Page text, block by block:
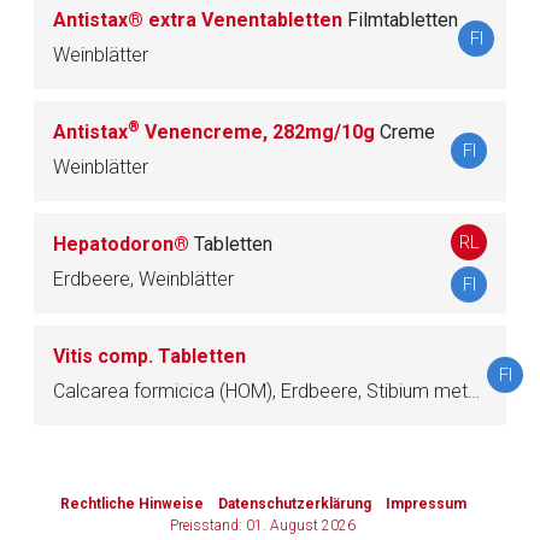
Antistax® extra Venentabletten Filmtabletten
Weinblätter
FI
Antistax® Venencreme, 282mg/10g Creme
Weinblätter
FI
Hepatodoron® Tabletten
Erdbeere, Weinblätter
RL
FI
Vitis comp. Tabletten
Calcarea formicica (HOM), Erdbeere, Stibium metallicum (HOM), Weinblätter
FI
Rechtliche Hinweise Datenschutzerklärung
Impressum
Preisstand: 01. August 2026
Zur Seite